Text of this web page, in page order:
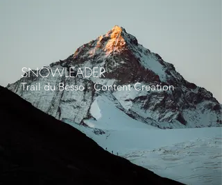
SNOWLEADER
Trail du Besso - Content Creation